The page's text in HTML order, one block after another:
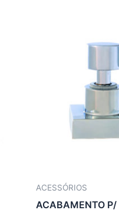
ACESSÓRIOS
ACABAMENTO P/